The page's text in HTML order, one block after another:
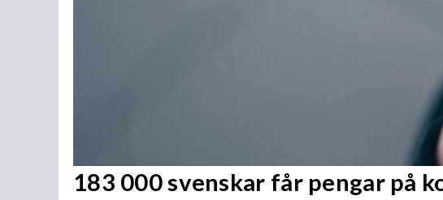
183 000 svenskar får pengar på